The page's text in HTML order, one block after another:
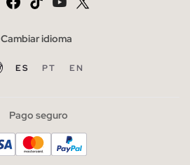
Cambiar idioma
ES PT EN
Pago seguro